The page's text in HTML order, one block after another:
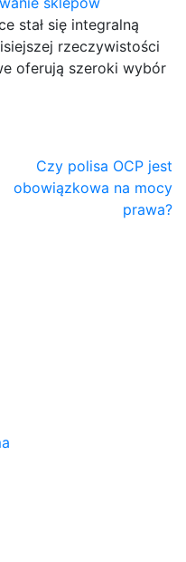
stał się integralną
rzeczywistości
oferują szeroki wybór
Czy polisa OCP jest
obowiązkowa na mocy
prawa?